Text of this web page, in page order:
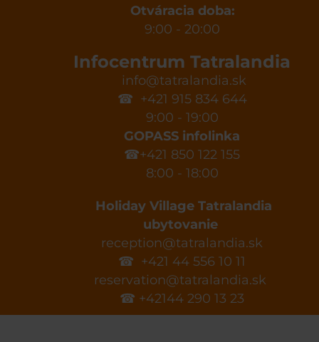
Otváracia doba:
9:00 - 20:00
Infocentrum Tatralandia
info@tatralandia.sk
☎ +421 915 834 644
9:00 - 19:00
GOPASS infolinka
☎+421 850 122 155
8:00 - 18:00
Holiday Village Tatralandia
ubytovanie
reception@tatralandia.sk
☎ +421 44 556 10 11
reservation@tatralandia.sk
☎ +42144 290 13 23